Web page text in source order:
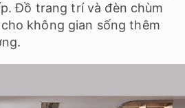
Đồ trang trí và đèn chùm
không gian sống thêm